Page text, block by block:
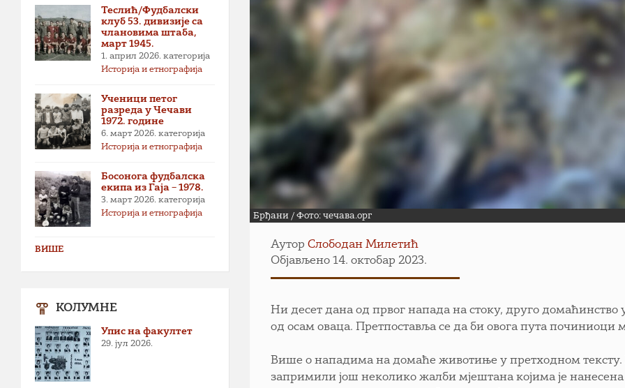
Брђани / Фото: чечава.орг
АуторСлободан Милетић
Објављено 14. октобар 2023.
Ни десет дана од првог напада на стоку, друго
од осам оваца. Претпоставља се да би овога пута починиоци
Више о нападима на домаће животиње у претходном тексту.
запримили још неколико жалби мјештана којима је
Теслић/Фудбалски
клуб 53. дивизије са
члановима штаба,
март 1945.
1. април 2026. категорија
Историја и етнографија
Ученици петог
разреда у Чечави
1972. године
6. март 2026. категорија
Историја и етнографија
Босонога фудбалска
екипа из Гаја – 1978.
3. март 2026. категорија
Историја и етнографија
ВИШЕ
КОЛУМНЕ
Упис на факултет
29. јул 2026.